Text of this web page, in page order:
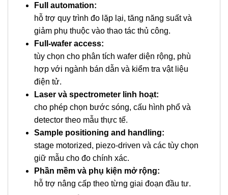
Full automation:
hỗ trợ quy trình đo lặp lại, tăng năng suất và
giảm phụ thuộc vào thao tác thủ công.
Full-wafer access:
tùy chọn cho phân tích wafer diện rộng, phù
hợp với ngành bán dẫn và kiểm tra vật liệu
điện tử.
Laser và spectrometer linh hoạt:
cho phép chọn bước sóng, cấu hình phổ và
detector theo mẫu thực tế.
Sample positioning and handling:
stage motorized, piezo-driven và các tùy chọn
giữ mẫu cho đo chính xác.
Phần mềm và phụ kiện mở rộng:
hỗ trợ nâng cấp theo từng giai đoạn đầu tư.